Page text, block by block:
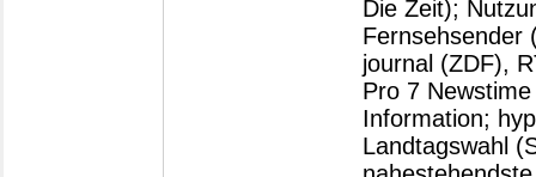
Die Zeit);
Fernsehsender
journal (ZDF),
Pro 7
Information;
Landtagswahl